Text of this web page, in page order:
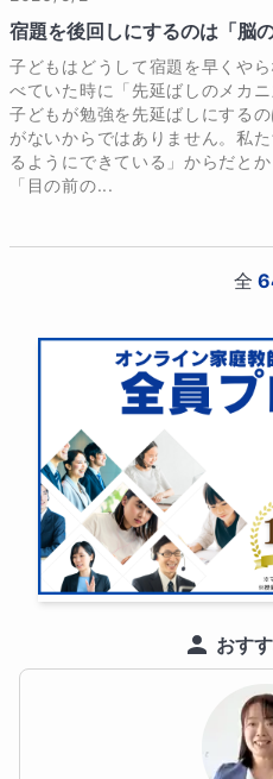
共に掴み取りましょう！
趣味
書道（5歳の頃から続けて
催）
ダンス（大学の部活でモダ
ホップを始めました）
おいしいもの探し（スイー
す！）
京都教育大学 教育学部 総
大学在学中から家庭教師と
る。現在は、フリーのコピ
かたわら、国語のオンライ
教室を主宰。不定期でライ
いる。
宿題を後回しにするのは「脳
子どもはどうして宿題を早くや
べていた時に「先延ばしのメカ
子どもが勉強を先延ばしにする
がないからではありません。私
るようにできている」からだと
「目の前の...
全
おす